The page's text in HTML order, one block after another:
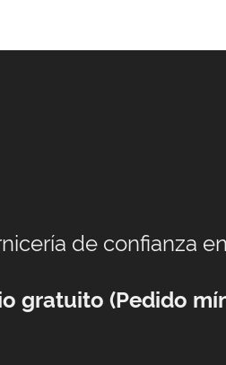
de confianza
gratuito (Pedido